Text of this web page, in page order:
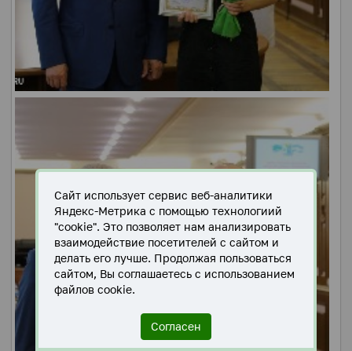
Сайт использует сервис веб-аналитики
Яндекс-Метрика с помощью технологиий
"cookie". Это позволяет нам анализировать
взаимодействие посетителей с сайтом и
делать его лучше. Продолжая пользоваться
сайтом, Вы соглашаетесь с использованием
файлов cookie.
Согласен